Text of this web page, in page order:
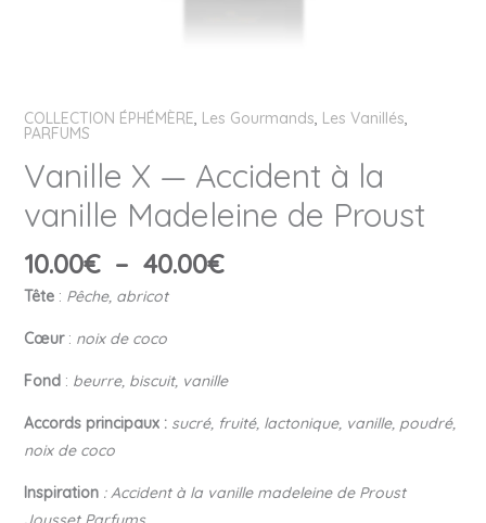
COLLECTION ÉPHÉMÈRE, Les Gourmands, Les Vanillés,
PARFUMS
Vanille X — Accident à la
vanille Madeleine de Proust
10.00€ – 40.00€
Tête: Pêche, abricot
Cœur: noix de coco
Fond: beurre, biscuit, vanille
Accords principaux : sucré, fruité, lactonique, vanille, poudré,
noix de coco
Inspiration: Accident à la vanille madeleine de Proust